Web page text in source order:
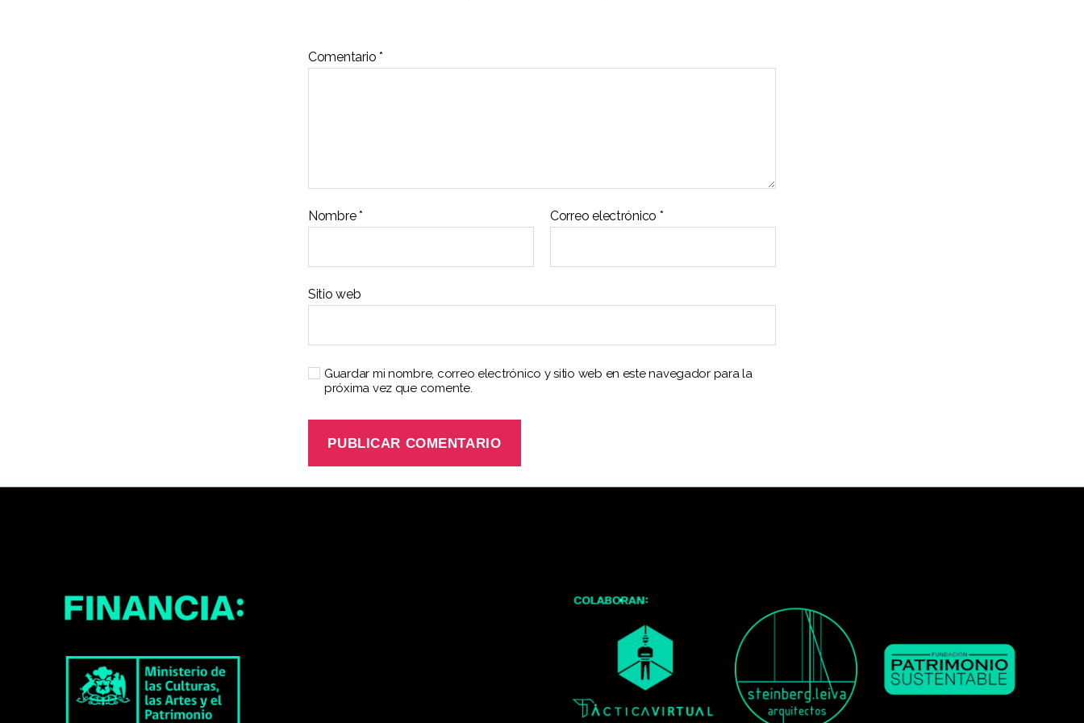
Comentario*
Nombre* Correo electrónico *
Sitio web
Guardar mi nombre, correo electrónico y sitio web en este navegador para la
próxima vez que comente.